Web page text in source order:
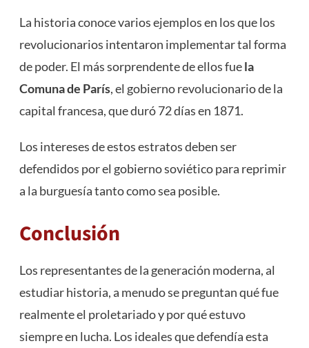
La historia conoce varios ejemplos en los que los
revolucionarios intentaron implementar tal forma
de poder. El más sorprendente de ellos fuela
Comuna de París, el gobierno revolucionario de la
capital francesa, que duró 72 días en 1871.
Los intereses de estos estratos deben ser
defendidos por el gobierno soviético para reprimir
a la burguesía tanto como sea posible.
Conclusión
Los representantes de la generación moderna, al
estudiar historia, a menudo se preguntan qué fue
realmente el proletariado y por qué estuvo
siempre en lucha. Los ideales que defendía esta